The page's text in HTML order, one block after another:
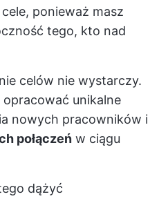
ponieważ masz
tego, kto nad
celów nie wystarczy.
unikalne
nowych pracowników i
połączeń w ciągu
dążyć